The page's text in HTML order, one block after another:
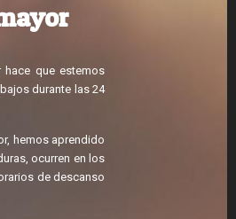
hace que estemos
durante las 24
hemos aprendido
ocurren en los
de descanso